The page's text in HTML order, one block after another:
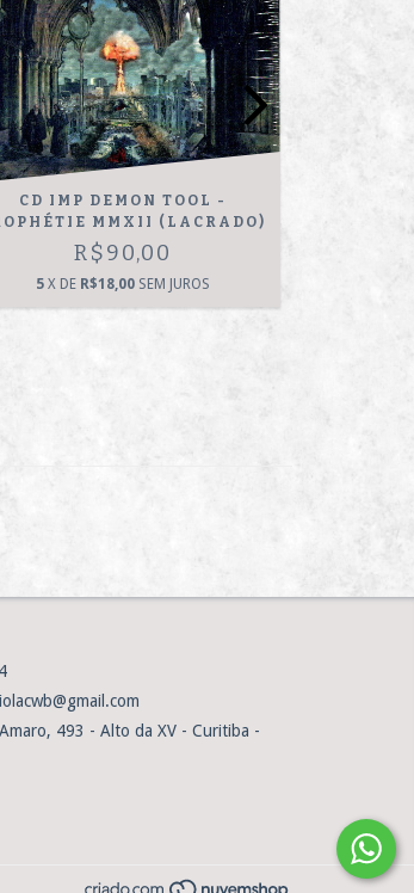
CD IMP DEMON TOOL -
MMXII (LACRADO)
R$90,00
5 X DE R$18,00 SEM JUROS
493 - Alto da XV - Curitiba -